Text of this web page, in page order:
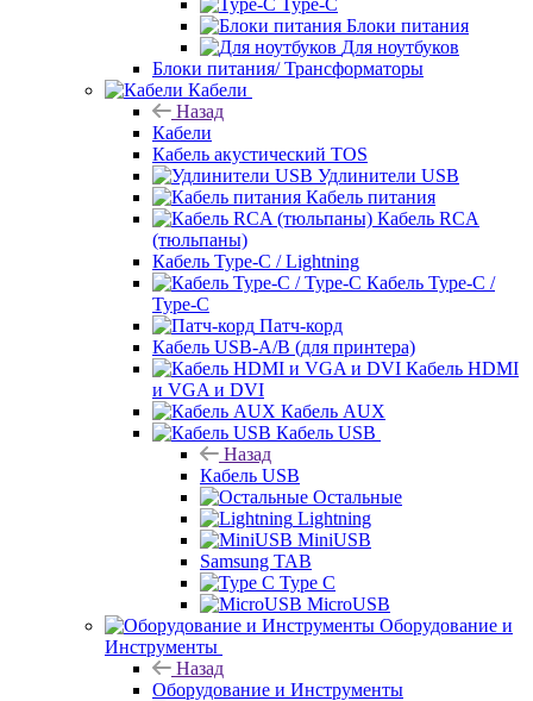
Type-C
Блоки питания
Для ноутбуков
Блоки питания/ Трансформаторы
Кабели
Назад
Кабели
Кабель акустический TOS
Удлинители USB
Кабель питания
Кабель RCA
(тюльпаны)
Кабель Type-C / Lightning
Кабель Type-C /
Type-C
Патч-корд
Кабель USB-A/B (для принтера)
Кабель HDMI
и VGA и DVI
Кабель AUX
Кабель USB
Назад
Кабель USB
Остальные
Lightning
MiniUSB
Samsung TAB
Type C
MicroUSB
Оборудование и
Инструменты
Назад
Оборудование и Инструменты